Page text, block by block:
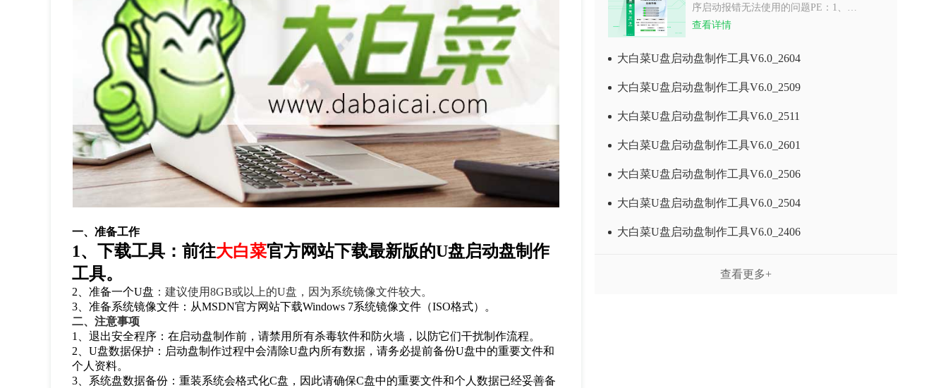
一、准备工作
1、下载工具：前往大白菜官方网站下载最新版的U盘启动盘制作
工具。
2 、准备一个U盘 ：建议使用8GB或以上的U盘，因为系统镜像文件较大。
3 、准备系统镜像文件：从MSDN官方网站下载Windows 7系统镜像文件（ISO格式）。
二、注意事项
1、退出安全程序：在启动盘制作前，请禁用所有杀毒软件和防火墙，以防它们干扰制作流程。
2、U盘数据保护：启动盘制作过程中会清除U盘内所有数据，请务必提前备份U盘中的重要文件和
个人资料。
3、 系统盘数据备份：重装系统会格式化C盘，因此请确保C盘中的重要文件和个人数据已经妥善备
序启动报错无法使用的问题PE：1、…
查看详情
大白菜U盘启动盘制作工具V6.0_2604
大白菜U盘启动盘制作工具V6.0_2509
大白菜U盘启动盘制作工具V6.0_2511
大白菜U盘启动盘制作工具V6.0_2601
大白菜U盘启动盘制作工具V6.0_2506
大白菜U盘启动盘制作工具V6.0_2504
大白菜U盘启动盘制作工具V6.0_2406
查看更多+